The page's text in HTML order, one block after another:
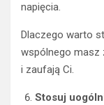
napięcia.
Dlaczego warto
wspólnego masz
i zaufają Ci.
Stosuj